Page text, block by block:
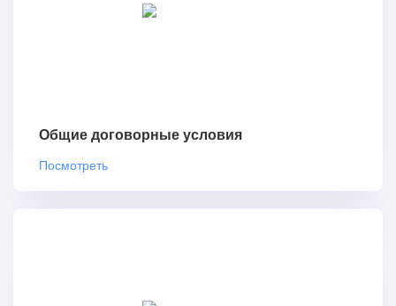
Общие договорные условия
Посмотреть